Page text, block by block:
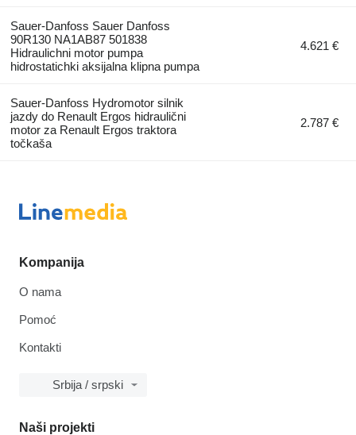
Sauer-Danfoss Sauer Danfoss
90R130 NA1AB87 501838
Hidraulichni motor pumpa
hidrostatichki aksijalna klipna pumpa
4.621 €
Sauer-Danfoss Hydromotor silnik
jazdy do Renault Ergos hidraulični
motor za Renault Ergos traktora
točkaša
2.787 €
Kompanija
O nama
Pomoć
Kontakti
Srbija / srpski
Naši projekti